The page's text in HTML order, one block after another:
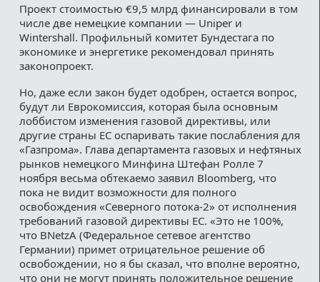
Проект стоимостью €9,5 млрд финансировали в том
числе две немецкие компании — Uniper и
Wintershall. Профильный комитет Бундестага по
экономике и энергетике рекомендовал принять
законопроект.
Но, даже если закон будет одобрен, остается вопрос,
будут ли Еврокомиссия, которая была основным
лоббистом изменения газовой директивы, или
другие страны ЕС оспаривать такие послабления для
«Газпрома». Глава департамента газовых и нефтяных
рынков немецкого Минфина Штефан Ролле 7
ноября весьма обтекаемо заявил Bloomberg, что
пока не видит возможности для полного
освобождения «Северного потока-2» от исполнения
требований газовой директивы ЕС. «Это не 100%,
что BNetzA (Федеральное сетевое агентство
Германии) примет отрицательное решение об
освобождении, но я бы сказал, что вполне вероятно,
что они не могут принять положительное решение